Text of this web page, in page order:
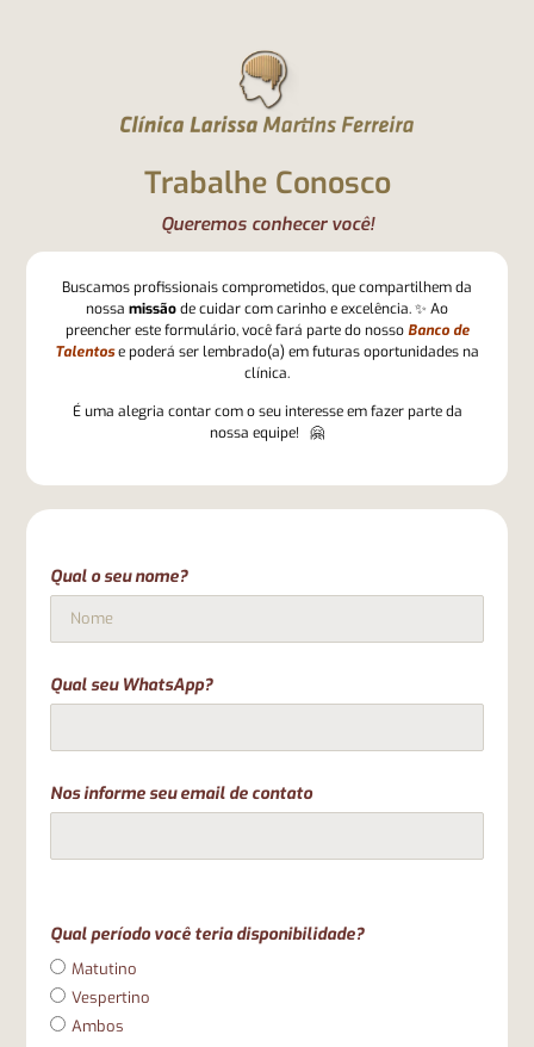
Trabalhe Conosco
Queremos conhecer você!
Buscamos profissionais comprometidos, que compartilhem da
nossa missãode cuidar com carinho e excelência. ✨ Ao
preencher este formulário, você fará parte do nossoBanco de
Talentose poderá ser lembrado(a) em futuras oportunidades na
clínica.
É uma alegria contar com o seu interesse em fazer parte da
nossa equipe! 🤗
Qual o seu nome?
Qual seu WhatsApp?
Nos informe seu email de contato
Qual período você teria disponibilidade?
Matutino
Vespertino
Ambos